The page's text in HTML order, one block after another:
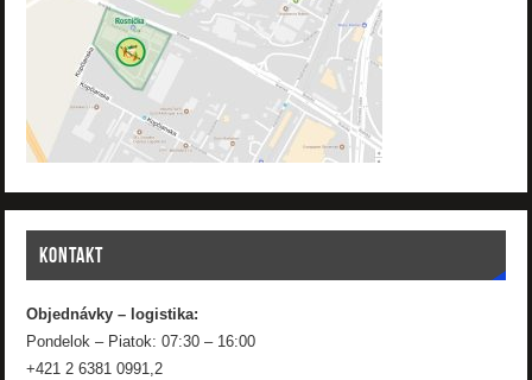
KONTAKT
Objednávky – logistika:
Pondelok – Piatok: 07:30 – 16:00
+421 2 6381 0991,2